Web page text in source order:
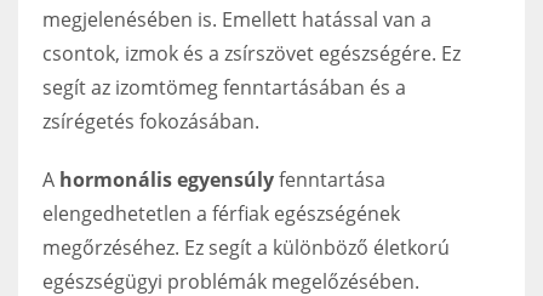
megjelenésében is. Emellett hatással van a
csontok, izmok és a zsírszövet egészségére. Ez
segít az izomtömeg fenntartásában és a
zsírégetés fokozásában.
A hormonális egyensúlyfenntartása
elengedhetetlen a férfiak egészségének
megőrzéséhez. Ez segít a különböző életkorú
egészségügyi problémák megelőzésében.